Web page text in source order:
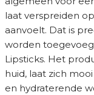
laat verspreiden
aanvoelt. Dat is
worden
Lipsticks. Het
huid, laat zich
en hydraterende